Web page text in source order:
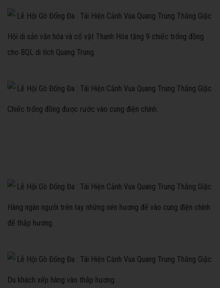
Hội di sản văn hóa và cổ vật Thanh Hóa tặng 9 chiếc trống đồng
cho BQL di tích Quang Trung.
Chiếc trống đồng được rước vào cung điện chính.
Hàng ngàn người trên tay những nén hương để vào cung điện chính
để thắp hương.
Du khách xếp hàng vào thắp hương.